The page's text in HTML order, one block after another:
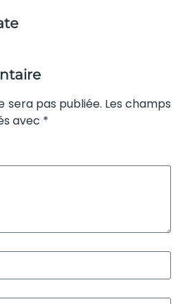
pas publiée. Les champs
avec *